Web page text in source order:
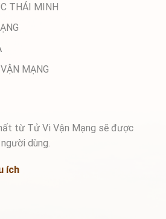
THÁI MINH
MẠNG
từ Tử Vi Vận Mạng sẽ được
dùng.
ích